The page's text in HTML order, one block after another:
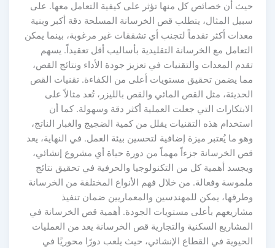
أن خصائص كل منها تؤثر على كيفية التعامل معها. على
المثال، يتطلب قص الخرسانة المسلحة دقة أكبر وبنية
أكثر تقدماً لتجنب أي تشققات غير مرغوبة، بينما يمكن
مع الخرسانة التقليدية بأساليب أقل تعقيداً. يسهم
المعدات والتقنيات في تعزيز جودة الأداء ونتائج القص،
يضمن تحقيق مستويات أعلى من الكفاءة. تقنيات القص
مثل القص المائي والقص بالليزر، تُعد مثالاً على
التي جعلت العملية أكثر دقة وسهولة. كما أن
هذه التقنيات يقلل من كمية الضجيج والغبار الناتج،
ما يُعتبر ميزة إضافية لتحسين بيئة العمل. في النهاية، يعد
الخرسانة جزءاً مهماً من دورة حياة أي مشروع إنشائي،
أهمية كل من التكنولوجيا والحرفية في تحقيق نتائج
وفعالة. من خلال فهم الأنواع المختلفة من الخرسانة
يمكن للمهندسين والمعماريين ضمان تنفيذ
بأعلى مستويات الجودة. أهمية قص الخرسانة في
السكنية والتجارية قص الخرسانة يعد من العمليات
في القطاع الإنشائي، حيث يلعب دورًا محوريًا في